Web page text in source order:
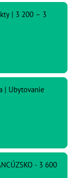
| 3 200 – 3
| Ubytovanie
- 3 600